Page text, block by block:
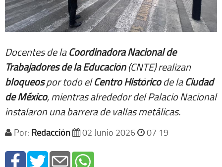
Docentes de laCoordinadora Nacional de
Trabajadores de la Educación(CNTE) realizan
bloqueospor todo elCentro Históricode laCiudad
de México, mientras alrededor del Palacio Nacional
instalaron una barrera de vallas metálicas.
Por: Redacción 02 Junio 2026 07 19